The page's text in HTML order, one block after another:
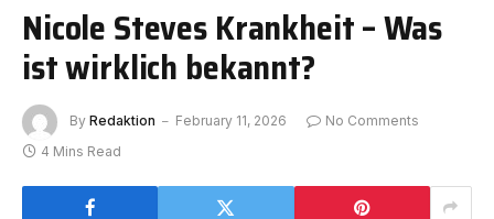
Nicole Steves Krankheit – Was
ist wirklich bekannt?
By Redaktion February 11, 2026
No Comments
4 Mins Read